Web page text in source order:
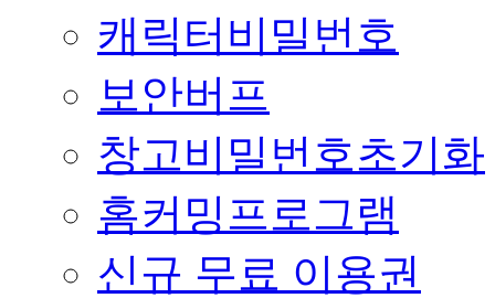
캐릭터비밀번호
보안버프
창고비밀번호초기화
홈커밍프로그램
신규 무료 이용권